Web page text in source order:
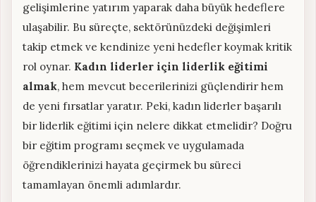
gelişimlerine yatırım yaparak daha büyük hedeflere
ulaşabilir. Bu süreçte, sektörünüzdeki değişimleri
takip etmek ve kendinize yeni hedefler koymak kritik
rol oynar. Kadın liderler için liderlik eğitimi
almak, hem mevcut becerilerinizi güçlendirir hem
de yeni fırsatlar yaratır. Peki, kadın liderler başarılı
bir liderlik eğitimi için nelere dikkat etmelidir? Doğru
bir eğitim programı seçmek ve uygulamada
öğrendiklerinizi hayata geçirmek bu süreci
tamamlayan önemli adımlardır.